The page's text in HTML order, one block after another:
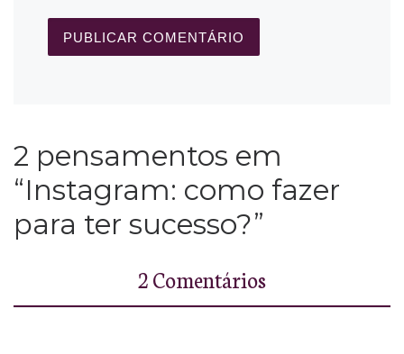
2 pensamentos em
“Instagram: como fazer
para ter sucesso?”
2 Comentários